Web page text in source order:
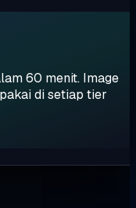
60 menit. Image
di setiap tier